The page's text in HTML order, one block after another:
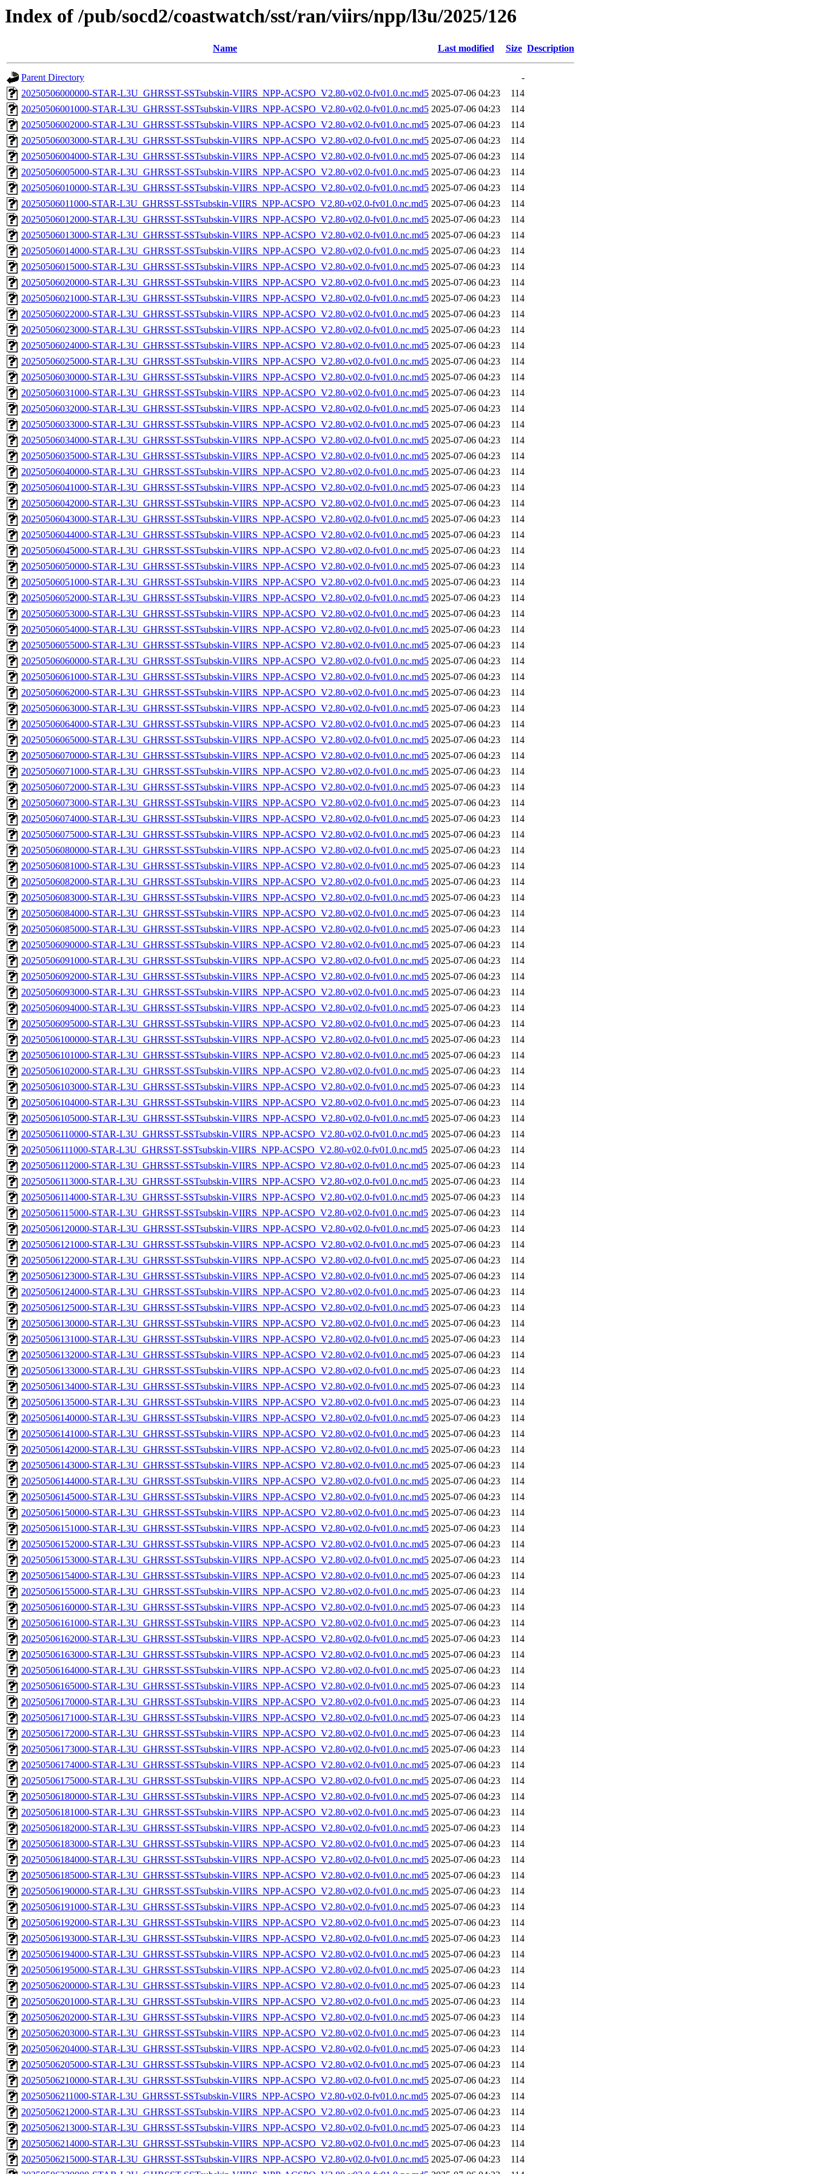
Index of /pub/socd2/coastwatch/sst/ran/viirs/npp/l3u/2025/126
Name Last modified Size Description
Parent Directory
-
20250506000000-STAR-L3U_GHRSST-SSTsubskin-VIIRS_NPP-ACSPO_V2.80-v02.0-fv01.0.nc.md5 2025-07-06 04:23
114
20250506001000-STAR-L3U_GHRSST-SSTsubskin-VIIRS_NPP-ACSPO_V2.80-v02.0-fv01.0.nc.md5 2025-07-06 04:23
114
20250506002000-STAR-L3U_GHRSST-SSTsubskin-VIIRS_NPP-ACSPO_V2.80-v02.0-fv01.0.nc.md5 2025-07-06 04:23
114
20250506003000-STAR-L3U_GHRSST-SSTsubskin-VIIRS_NPP-ACSPO_V2.80-v02.0-fv01.0.nc.md5 2025-07-06 04:23
114
20250506004000-STAR-L3U_GHRSST-SSTsubskin-VIIRS_NPP-ACSPO_V2.80-v02.0-fv01.0.nc.md5 2025-07-06 04:23
114
20250506005000-STAR-L3U_GHRSST-SSTsubskin-VIIRS_NPP-ACSPO_V2.80-v02.0-fv01.0.nc.md5 2025-07-06 04:23
114
20250506010000-STAR-L3U_GHRSST-SSTsubskin-VIIRS_NPP-ACSPO_V2.80-v02.0-fv01.0.nc.md5 2025-07-06 04:23
114
20250506011000-STAR-L3U_GHRSST-SSTsubskin-VIIRS_NPP-ACSPO_V2.80-v02.0-fv01.0.nc.md5 2025-07-06 04:23
114
20250506012000-STAR-L3U_GHRSST-SSTsubskin-VIIRS_NPP-ACSPO_V2.80-v02.0-fv01.0.nc.md5 2025-07-06 04:23
114
20250506013000-STAR-L3U_GHRSST-SSTsubskin-VIIRS_NPP-ACSPO_V2.80-v02.0-fv01.0.nc.md5 2025-07-06 04:23
114
20250506014000-STAR-L3U_GHRSST-SSTsubskin-VIIRS_NPP-ACSPO_V2.80-v02.0-fv01.0.nc.md5 2025-07-06 04:23
114
20250506015000-STAR-L3U_GHRSST-SSTsubskin-VIIRS_NPP-ACSPO_V2.80-v02.0-fv01.0.nc.md5 2025-07-06 04:23
114
20250506020000-STAR-L3U_GHRSST-SSTsubskin-VIIRS_NPP-ACSPO_V2.80-v02.0-fv01.0.nc.md5 2025-07-06 04:23
114
20250506021000-STAR-L3U_GHRSST-SSTsubskin-VIIRS_NPP-ACSPO_V2.80-v02.0-fv01.0.nc.md5 2025-07-06 04:23
114
20250506022000-STAR-L3U_GHRSST-SSTsubskin-VIIRS_NPP-ACSPO_V2.80-v02.0-fv01.0.nc.md5 2025-07-06 04:23
114
20250506023000-STAR-L3U_GHRSST-SSTsubskin-VIIRS_NPP-ACSPO_V2.80-v02.0-fv01.0.nc.md5 2025-07-06 04:23
114
20250506024000-STAR-L3U_GHRSST-SSTsubskin-VIIRS_NPP-ACSPO_V2.80-v02.0-fv01.0.nc.md5 2025-07-06 04:23
114
20250506025000-STAR-L3U_GHRSST-SSTsubskin-VIIRS_NPP-ACSPO_V2.80-v02.0-fv01.0.nc.md5 2025-07-06 04:23
114
20250506030000-STAR-L3U_GHRSST-SSTsubskin-VIIRS_NPP-ACSPO_V2.80-v02.0-fv01.0.nc.md5 2025-07-06 04:23
114
20250506031000-STAR-L3U_GHRSST-SSTsubskin-VIIRS_NPP-ACSPO_V2.80-v02.0-fv01.0.nc.md5 2025-07-06 04:23
114
20250506032000-STAR-L3U_GHRSST-SSTsubskin-VIIRS_NPP-ACSPO_V2.80-v02.0-fv01.0.nc.md5 2025-07-06 04:23
114
20250506033000-STAR-L3U_GHRSST-SSTsubskin-VIIRS_NPP-ACSPO_V2.80-v02.0-fv01.0.nc.md5 2025-07-06 04:23
114
20250506034000-STAR-L3U_GHRSST-SSTsubskin-VIIRS_NPP-ACSPO_V2.80-v02.0-fv01.0.nc.md5 2025-07-06 04:23
114
20250506035000-STAR-L3U_GHRSST-SSTsubskin-VIIRS_NPP-ACSPO_V2.80-v02.0-fv01.0.nc.md5 2025-07-06 04:23
114
20250506040000-STAR-L3U_GHRSST-SSTsubskin-VIIRS_NPP-ACSPO_V2.80-v02.0-fv01.0.nc.md5 2025-07-06 04:23
114
20250506041000-STAR-L3U_GHRSST-SSTsubskin-VIIRS_NPP-ACSPO_V2.80-v02.0-fv01.0.nc.md5 2025-07-06 04:23
114
20250506042000-STAR-L3U_GHRSST-SSTsubskin-VIIRS_NPP-ACSPO_V2.80-v02.0-fv01.0.nc.md5 2025-07-06 04:23
114
20250506043000-STAR-L3U_GHRSST-SSTsubskin-VIIRS_NPP-ACSPO_V2.80-v02.0-fv01.0.nc.md5 2025-07-06 04:23
114
20250506044000-STAR-L3U_GHRSST-SSTsubskin-VIIRS_NPP-ACSPO_V2.80-v02.0-fv01.0.nc.md5 2025-07-06 04:23
114
20250506045000-STAR-L3U_GHRSST-SSTsubskin-VIIRS_NPP-ACSPO_V2.80-v02.0-fv01.0.nc.md5 2025-07-06 04:23
114
20250506050000-STAR-L3U_GHRSST-SSTsubskin-VIIRS_NPP-ACSPO_V2.80-v02.0-fv01.0.nc.md5 2025-07-06 04:23
114
20250506051000-STAR-L3U_GHRSST-SSTsubskin-VIIRS_NPP-ACSPO_V2.80-v02.0-fv01.0.nc.md5 2025-07-06 04:23
114
20250506052000-STAR-L3U_GHRSST-SSTsubskin-VIIRS_NPP-ACSPO_V2.80-v02.0-fv01.0.nc.md5 2025-07-06 04:23
114
20250506053000-STAR-L3U_GHRSST-SSTsubskin-VIIRS_NPP-ACSPO_V2.80-v02.0-fv01.0.nc.md5 2025-07-06 04:23
114
20250506054000-STAR-L3U_GHRSST-SSTsubskin-VIIRS_NPP-ACSPO_V2.80-v02.0-fv01.0.nc.md5 2025-07-06 04:23
114
20250506055000-STAR-L3U_GHRSST-SSTsubskin-VIIRS_NPP-ACSPO_V2.80-v02.0-fv01.0.nc.md5 2025-07-06 04:23
114
20250506060000-STAR-L3U_GHRSST-SSTsubskin-VIIRS_NPP-ACSPO_V2.80-v02.0-fv01.0.nc.md5 2025-07-06 04:23
114
20250506061000-STAR-L3U_GHRSST-SSTsubskin-VIIRS_NPP-ACSPO_V2.80-v02.0-fv01.0.nc.md5 2025-07-06 04:23
114
20250506062000-STAR-L3U_GHRSST-SSTsubskin-VIIRS_NPP-ACSPO_V2.80-v02.0-fv01.0.nc.md5 2025-07-06 04:23
114
20250506063000-STAR-L3U_GHRSST-SSTsubskin-VIIRS_NPP-ACSPO_V2.80-v02.0-fv01.0.nc.md5 2025-07-06 04:23
114
20250506064000-STAR-L3U_GHRSST-SSTsubskin-VIIRS_NPP-ACSPO_V2.80-v02.0-fv01.0.nc.md5 2025-07-06 04:23
114
20250506065000-STAR-L3U_GHRSST-SSTsubskin-VIIRS_NPP-ACSPO_V2.80-v02.0-fv01.0.nc.md5 2025-07-06 04:23
114
20250506070000-STAR-L3U_GHRSST-SSTsubskin-VIIRS_NPP-ACSPO_V2.80-v02.0-fv01.0.nc.md5 2025-07-06 04:23
114
20250506071000-STAR-L3U_GHRSST-SSTsubskin-VIIRS_NPP-ACSPO_V2.80-v02.0-fv01.0.nc.md5 2025-07-06 04:23
114
20250506072000-STAR-L3U_GHRSST-SSTsubskin-VIIRS_NPP-ACSPO_V2.80-v02.0-fv01.0.nc.md5 2025-07-06 04:23
114
20250506073000-STAR-L3U_GHRSST-SSTsubskin-VIIRS_NPP-ACSPO_V2.80-v02.0-fv01.0.nc.md5 2025-07-06 04:23
114
20250506074000-STAR-L3U_GHRSST-SSTsubskin-VIIRS_NPP-ACSPO_V2.80-v02.0-fv01.0.nc.md5 2025-07-06 04:23
114
20250506075000-STAR-L3U_GHRSST-SSTsubskin-VIIRS_NPP-ACSPO_V2.80-v02.0-fv01.0.nc.md5 2025-07-06 04:23
114
20250506080000-STAR-L3U_GHRSST-SSTsubskin-VIIRS_NPP-ACSPO_V2.80-v02.0-fv01.0.nc.md5 2025-07-06 04:23
114
20250506081000-STAR-L3U_GHRSST-SSTsubskin-VIIRS_NPP-ACSPO_V2.80-v02.0-fv01.0.nc.md5 2025-07-06 04:23
114
20250506082000-STAR-L3U_GHRSST-SSTsubskin-VIIRS_NPP-ACSPO_V2.80-v02.0-fv01.0.nc.md5 2025-07-06 04:23
114
20250506083000-STAR-L3U_GHRSST-SSTsubskin-VIIRS_NPP-ACSPO_V2.80-v02.0-fv01.0.nc.md5 2025-07-06 04:23
114
20250506084000-STAR-L3U_GHRSST-SSTsubskin-VIIRS_NPP-ACSPO_V2.80-v02.0-fv01.0.nc.md5 2025-07-06 04:23
114
20250506085000-STAR-L3U_GHRSST-SSTsubskin-VIIRS_NPP-ACSPO_V2.80-v02.0-fv01.0.nc.md5 2025-07-06 04:23
114
20250506090000-STAR-L3U_GHRSST-SSTsubskin-VIIRS_NPP-ACSPO_V2.80-v02.0-fv01.0.nc.md5 2025-07-06 04:23
114
20250506091000-STAR-L3U_GHRSST-SSTsubskin-VIIRS_NPP-ACSPO_V2.80-v02.0-fv01.0.nc.md5 2025-07-06 04:23
114
20250506092000-STAR-L3U_GHRSST-SSTsubskin-VIIRS_NPP-ACSPO_V2.80-v02.0-fv01.0.nc.md5 2025-07-06 04:23
114
20250506093000-STAR-L3U_GHRSST-SSTsubskin-VIIRS_NPP-ACSPO_V2.80-v02.0-fv01.0.nc.md5 2025-07-06 04:23
114
20250506094000-STAR-L3U_GHRSST-SSTsubskin-VIIRS_NPP-ACSPO_V2.80-v02.0-fv01.0.nc.md5 2025-07-06 04:23
114
20250506095000-STAR-L3U_GHRSST-SSTsubskin-VIIRS_NPP-ACSPO_V2.80-v02.0-fv01.0.nc.md5 2025-07-06 04:23
114
20250506100000-STAR-L3U_GHRSST-SSTsubskin-VIIRS_NPP-ACSPO_V2.80-v02.0-fv01.0.nc.md5 2025-07-06 04:23
114
20250506101000-STAR-L3U_GHRSST-SSTsubskin-VIIRS_NPP-ACSPO_V2.80-v02.0-fv01.0.nc.md5 2025-07-06 04:23
114
20250506102000-STAR-L3U_GHRSST-SSTsubskin-VIIRS_NPP-ACSPO_V2.80-v02.0-fv01.0.nc.md5 2025-07-06 04:23
114
20250506103000-STAR-L3U_GHRSST-SSTsubskin-VIIRS_NPP-ACSPO_V2.80-v02.0-fv01.0.nc.md5 2025-07-06 04:23
114
20250506104000-STAR-L3U_GHRSST-SSTsubskin-VIIRS_NPP-ACSPO_V2.80-v02.0-fv01.0.nc.md5 2025-07-06 04:23
114
20250506105000-STAR-L3U_GHRSST-SSTsubskin-VIIRS_NPP-ACSPO_V2.80-v02.0-fv01.0.nc.md5 2025-07-06 04:23
114
20250506110000-STAR-L3U_GHRSST-SSTsubskin-VIIRS_NPP-ACSPO_V2.80-v02.0-fv01.0.nc.md5 2025-07-06 04:23
114
20250506111000-STAR-L3U_GHRSST-SSTsubskin-VIIRS_NPP-ACSPO_V2.80-v02.0-fv01.0.nc.md5 2025-07-06 04:23
114
20250506112000-STAR-L3U_GHRSST-SSTsubskin-VIIRS_NPP-ACSPO_V2.80-v02.0-fv01.0.nc.md5 2025-07-06 04:23
114
20250506113000-STAR-L3U_GHRSST-SSTsubskin-VIIRS_NPP-ACSPO_V2.80-v02.0-fv01.0.nc.md5 2025-07-06 04:23
114
20250506114000-STAR-L3U_GHRSST-SSTsubskin-VIIRS_NPP-ACSPO_V2.80-v02.0-fv01.0.nc.md5 2025-07-06 04:23
114
20250506115000-STAR-L3U_GHRSST-SSTsubskin-VIIRS_NPP-ACSPO_V2.80-v02.0-fv01.0.nc.md5 2025-07-06 04:23
114
20250506120000-STAR-L3U_GHRSST-SSTsubskin-VIIRS_NPP-ACSPO_V2.80-v02.0-fv01.0.nc.md5 2025-07-06 04:23
114
20250506121000-STAR-L3U_GHRSST-SSTsubskin-VIIRS_NPP-ACSPO_V2.80-v02.0-fv01.0.nc.md5 2025-07-06 04:23
114
20250506122000-STAR-L3U_GHRSST-SSTsubskin-VIIRS_NPP-ACSPO_V2.80-v02.0-fv01.0.nc.md5 2025-07-06 04:23
114
20250506123000-STAR-L3U_GHRSST-SSTsubskin-VIIRS_NPP-ACSPO_V2.80-v02.0-fv01.0.nc.md5 2025-07-06 04:23
114
20250506124000-STAR-L3U_GHRSST-SSTsubskin-VIIRS_NPP-ACSPO_V2.80-v02.0-fv01.0.nc.md5 2025-07-06 04:23
114
20250506125000-STAR-L3U_GHRSST-SSTsubskin-VIIRS_NPP-ACSPO_V2.80-v02.0-fv01.0.nc.md5 2025-07-06 04:23
114
20250506130000-STAR-L3U_GHRSST-SSTsubskin-VIIRS_NPP-ACSPO_V2.80-v02.0-fv01.0.nc.md5 2025-07-06 04:23
114
20250506131000-STAR-L3U_GHRSST-SSTsubskin-VIIRS_NPP-ACSPO_V2.80-v02.0-fv01.0.nc.md5 2025-07-06 04:23
114
20250506132000-STAR-L3U_GHRSST-SSTsubskin-VIIRS_NPP-ACSPO_V2.80-v02.0-fv01.0.nc.md5 2025-07-06 04:23
114
20250506133000-STAR-L3U_GHRSST-SSTsubskin-VIIRS_NPP-ACSPO_V2.80-v02.0-fv01.0.nc.md5 2025-07-06 04:23
114
20250506134000-STAR-L3U_GHRSST-SSTsubskin-VIIRS_NPP-ACSPO_V2.80-v02.0-fv01.0.nc.md5 2025-07-06 04:23
114
20250506135000-STAR-L3U_GHRSST-SSTsubskin-VIIRS_NPP-ACSPO_V2.80-v02.0-fv01.0.nc.md5 2025-07-06 04:23
114
20250506140000-STAR-L3U_GHRSST-SSTsubskin-VIIRS_NPP-ACSPO_V2.80-v02.0-fv01.0.nc.md5 2025-07-06 04:23
114
20250506141000-STAR-L3U_GHRSST-SSTsubskin-VIIRS_NPP-ACSPO_V2.80-v02.0-fv01.0.nc.md5 2025-07-06 04:23
114
20250506142000-STAR-L3U_GHRSST-SSTsubskin-VIIRS_NPP-ACSPO_V2.80-v02.0-fv01.0.nc.md5 2025-07-06 04:23
114
20250506143000-STAR-L3U_GHRSST-SSTsubskin-VIIRS_NPP-ACSPO_V2.80-v02.0-fv01.0.nc.md5 2025-07-06 04:23
114
20250506144000-STAR-L3U_GHRSST-SSTsubskin-VIIRS_NPP-ACSPO_V2.80-v02.0-fv01.0.nc.md5 2025-07-06 04:23
114
20250506145000-STAR-L3U_GHRSST-SSTsubskin-VIIRS_NPP-ACSPO_V2.80-v02.0-fv01.0.nc.md5 2025-07-06 04:23
114
20250506150000-STAR-L3U_GHRSST-SSTsubskin-VIIRS_NPP-ACSPO_V2.80-v02.0-fv01.0.nc.md5 2025-07-06 04:23
114
20250506151000-STAR-L3U_GHRSST-SSTsubskin-VIIRS_NPP-ACSPO_V2.80-v02.0-fv01.0.nc.md5 2025-07-06 04:23
114
20250506152000-STAR-L3U_GHRSST-SSTsubskin-VIIRS_NPP-ACSPO_V2.80-v02.0-fv01.0.nc.md5 2025-07-06 04:23
114
20250506153000-STAR-L3U_GHRSST-SSTsubskin-VIIRS_NPP-ACSPO_V2.80-v02.0-fv01.0.nc.md5 2025-07-06 04:23
114
20250506154000-STAR-L3U_GHRSST-SSTsubskin-VIIRS_NPP-ACSPO_V2.80-v02.0-fv01.0.nc.md5 2025-07-06 04:23
114
20250506155000-STAR-L3U_GHRSST-SSTsubskin-VIIRS_NPP-ACSPO_V2.80-v02.0-fv01.0.nc.md5 2025-07-06 04:23
114
20250506160000-STAR-L3U_GHRSST-SSTsubskin-VIIRS_NPP-ACSPO_V2.80-v02.0-fv01.0.nc.md5 2025-07-06 04:23
114
20250506161000-STAR-L3U_GHRSST-SSTsubskin-VIIRS_NPP-ACSPO_V2.80-v02.0-fv01.0.nc.md5 2025-07-06 04:23
114
20250506162000-STAR-L3U_GHRSST-SSTsubskin-VIIRS_NPP-ACSPO_V2.80-v02.0-fv01.0.nc.md5 2025-07-06 04:23
114
20250506163000-STAR-L3U_GHRSST-SSTsubskin-VIIRS_NPP-ACSPO_V2.80-v02.0-fv01.0.nc.md5 2025-07-06 04:23
114
20250506164000-STAR-L3U_GHRSST-SSTsubskin-VIIRS_NPP-ACSPO_V2.80-v02.0-fv01.0.nc.md5 2025-07-06 04:23
114
20250506165000-STAR-L3U_GHRSST-SSTsubskin-VIIRS_NPP-ACSPO_V2.80-v02.0-fv01.0.nc.md5 2025-07-06 04:23
114
20250506170000-STAR-L3U_GHRSST-SSTsubskin-VIIRS_NPP-ACSPO_V2.80-v02.0-fv01.0.nc.md5 2025-07-06 04:23
114
20250506171000-STAR-L3U_GHRSST-SSTsubskin-VIIRS_NPP-ACSPO_V2.80-v02.0-fv01.0.nc.md5 2025-07-06 04:23
114
20250506172000-STAR-L3U_GHRSST-SSTsubskin-VIIRS_NPP-ACSPO_V2.80-v02.0-fv01.0.nc.md5 2025-07-06 04:23
114
20250506173000-STAR-L3U_GHRSST-SSTsubskin-VIIRS_NPP-ACSPO_V2.80-v02.0-fv01.0.nc.md5 2025-07-06 04:23
114
20250506174000-STAR-L3U_GHRSST-SSTsubskin-VIIRS_NPP-ACSPO_V2.80-v02.0-fv01.0.nc.md5 2025-07-06 04:23
114
20250506175000-STAR-L3U_GHRSST-SSTsubskin-VIIRS_NPP-ACSPO_V2.80-v02.0-fv01.0.nc.md5 2025-07-06 04:23
114
20250506180000-STAR-L3U_GHRSST-SSTsubskin-VIIRS_NPP-ACSPO_V2.80-v02.0-fv01.0.nc.md5 2025-07-06 04:23
114
20250506181000-STAR-L3U_GHRSST-SSTsubskin-VIIRS_NPP-ACSPO_V2.80-v02.0-fv01.0.nc.md5 2025-07-06 04:23
114
20250506182000-STAR-L3U_GHRSST-SSTsubskin-VIIRS_NPP-ACSPO_V2.80-v02.0-fv01.0.nc.md5 2025-07-06 04:23
114
20250506183000-STAR-L3U_GHRSST-SSTsubskin-VIIRS_NPP-ACSPO_V2.80-v02.0-fv01.0.nc.md5 2025-07-06 04:23
114
20250506184000-STAR-L3U_GHRSST-SSTsubskin-VIIRS_NPP-ACSPO_V2.80-v02.0-fv01.0.nc.md5 2025-07-06 04:23
114
20250506185000-STAR-L3U_GHRSST-SSTsubskin-VIIRS_NPP-ACSPO_V2.80-v02.0-fv01.0.nc.md5 2025-07-06 04:23
114
20250506190000-STAR-L3U_GHRSST-SSTsubskin-VIIRS_NPP-ACSPO_V2.80-v02.0-fv01.0.nc.md5 2025-07-06 04:23
114
20250506191000-STAR-L3U_GHRSST-SSTsubskin-VIIRS_NPP-ACSPO_V2.80-v02.0-fv01.0.nc.md5 2025-07-06 04:23
114
20250506192000-STAR-L3U_GHRSST-SSTsubskin-VIIRS_NPP-ACSPO_V2.80-v02.0-fv01.0.nc.md5 2025-07-06 04:23
114
20250506193000-STAR-L3U_GHRSST-SSTsubskin-VIIRS_NPP-ACSPO_V2.80-v02.0-fv01.0.nc.md5 2025-07-06 04:23
114
20250506194000-STAR-L3U_GHRSST-SSTsubskin-VIIRS_NPP-ACSPO_V2.80-v02.0-fv01.0.nc.md5 2025-07-06 04:23
114
20250506195000-STAR-L3U_GHRSST-SSTsubskin-VIIRS_NPP-ACSPO_V2.80-v02.0-fv01.0.nc.md5 2025-07-06 04:23
114
20250506200000-STAR-L3U_GHRSST-SSTsubskin-VIIRS_NPP-ACSPO_V2.80-v02.0-fv01.0.nc.md5 2025-07-06 04:23
114
20250506201000-STAR-L3U_GHRSST-SSTsubskin-VIIRS_NPP-ACSPO_V2.80-v02.0-fv01.0.nc.md5 2025-07-06 04:23
114
20250506202000-STAR-L3U_GHRSST-SSTsubskin-VIIRS_NPP-ACSPO_V2.80-v02.0-fv01.0.nc.md5 2025-07-06 04:23
114
20250506203000-STAR-L3U_GHRSST-SSTsubskin-VIIRS_NPP-ACSPO_V2.80-v02.0-fv01.0.nc.md5 2025-07-06 04:23
114
20250506204000-STAR-L3U_GHRSST-SSTsubskin-VIIRS_NPP-ACSPO_V2.80-v02.0-fv01.0.nc.md5 2025-07-06 04:23
114
20250506205000-STAR-L3U_GHRSST-SSTsubskin-VIIRS_NPP-ACSPO_V2.80-v02.0-fv01.0.nc.md5 2025-07-06 04:23
114
20250506210000-STAR-L3U_GHRSST-SSTsubskin-VIIRS_NPP-ACSPO_V2.80-v02.0-fv01.0.nc.md5 2025-07-06 04:23
114
20250506211000-STAR-L3U_GHRSST-SSTsubskin-VIIRS_NPP-ACSPO_V2.80-v02.0-fv01.0.nc.md5 2025-07-06 04:23
114
20250506212000-STAR-L3U_GHRSST-SSTsubskin-VIIRS_NPP-ACSPO_V2.80-v02.0-fv01.0.nc.md5 2025-07-06 04:23
114
20250506213000-STAR-L3U_GHRSST-SSTsubskin-VIIRS_NPP-ACSPO_V2.80-v02.0-fv01.0.nc.md5 2025-07-06 04:23
114
20250506214000-STAR-L3U_GHRSST-SSTsubskin-VIIRS_NPP-ACSPO_V2.80-v02.0-fv01.0.nc.md5 2025-07-06 04:23
114
20250506215000-STAR-L3U_GHRSST-SSTsubskin-VIIRS_NPP-ACSPO_V2.80-v02.0-fv01.0.nc.md5 2025-07-06 04:23
114